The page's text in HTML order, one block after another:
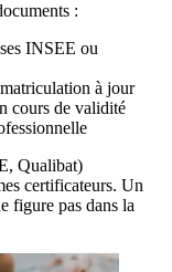
:
INSEE ou
à jour
cours de validité
Qualibat)
certificateurs. Un
figure pas dans la